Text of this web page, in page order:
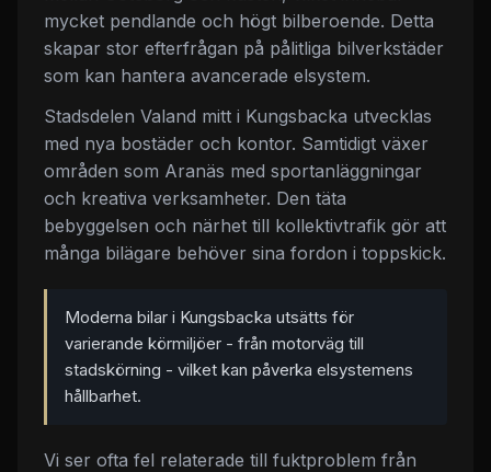
mycket pendlande och högt bilberoende. Detta
skapar stor efterfrågan på pålitliga bilverkstäder
som kan hantera avancerade elsystem.
Stadsdelen Valand mitt i Kungsbacka utvecklas
med nya bostäder och kontor. Samtidigt växer
områden som Aranäs med sportanläggningar
och kreativa verksamheter. Den täta
bebyggelsen och närhet till kollektivtrafik gör att
många bilägare behöver sina fordon i toppskick.
Moderna bilar i Kungsbacka utsätts för
varierande körmiljöer - från motorväg till
stadskörning - vilket kan påverka elsystemens
hållbarhet.
Vi ser ofta fel relaterade till fuktproblem från